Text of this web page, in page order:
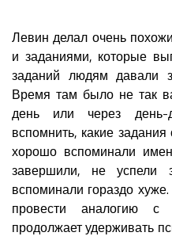
Левин делал очень
и заданиями, которые
заданий людям давали
Время там было не так
день или через день-
вспомнить, какие
хорошо вспоминали
завершили, не успели
вспоминали гораздо
провести аналогию с
продолжает удерживать